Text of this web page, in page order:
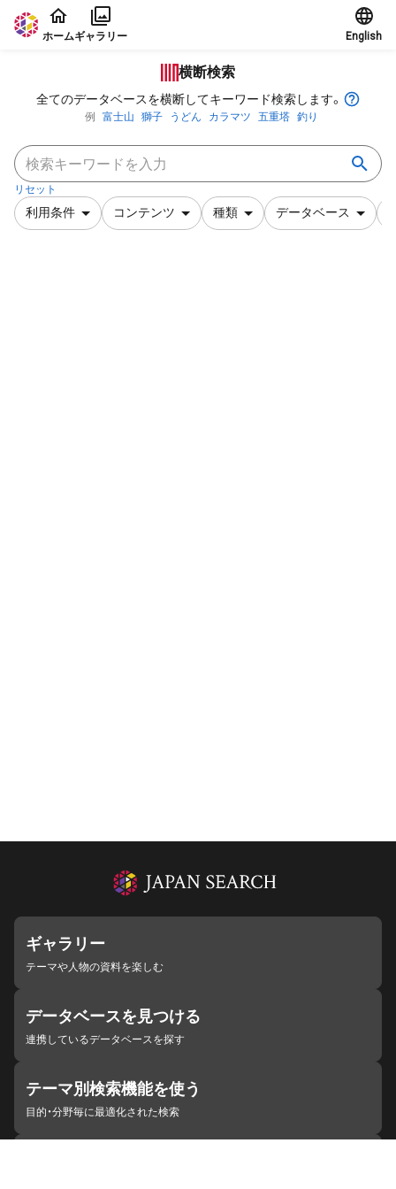
本文に飛ぶ
ホームギャラリー English
横断検索
全てのデータベースを横断してキーワード検索します。
例 富士山 獅子 うどん カラマツ 五重塔 釣り
リセット
利用条件 コンテンツ 種類 データベース
ギャラリー
テーマや人物の資料を楽しむ
データベースを見つける
連携しているデータベースを探す
テーマ別検索機能を使う
目的・分野毎に最適化された検索